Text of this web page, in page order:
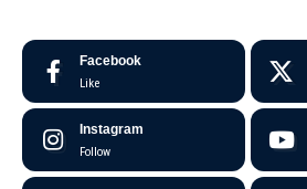
Facebook
Like
Instagram
Follow